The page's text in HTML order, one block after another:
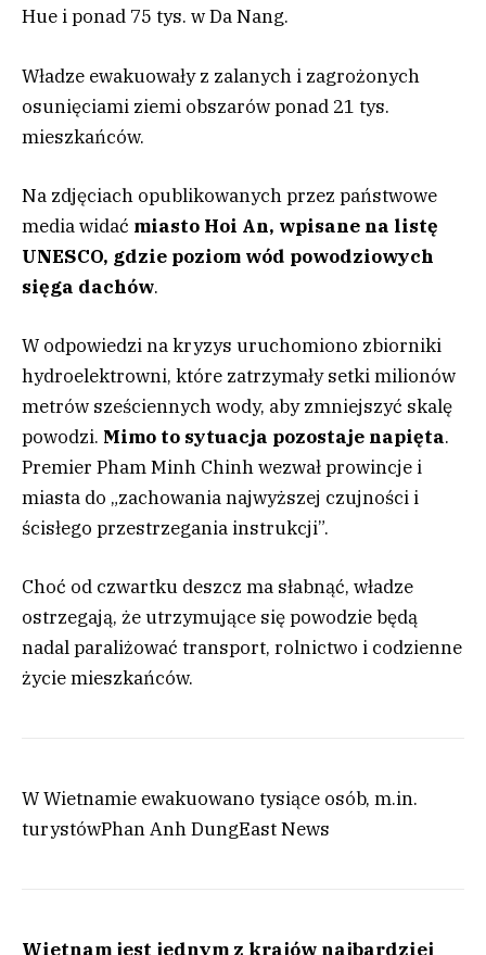
Hue i ponad 75 tys. w Da Nang.
Władze ewakuowały z zalanych i zagrożonych
osunięciami ziemi obszarów ponad 21 tys.
mieszkańców.
Na zdjęciach opublikowanych przez państwowe
media widać miasto Hoi An, wpisane na listę
UNESCO, gdzie poziom wód powodziowych
sięga dachów.
W odpowiedzi na kryzys uruchomiono zbiorniki
hydroelektrowni, które zatrzymały setki milionów
metrów sześciennych wody, aby zmniejszyć skalę
powodzi. Mimo to sytuacja pozostaje napięta.
Premier Pham Minh Chinh wezwał prowincje i
miasta do „zachowania najwyższej czujności i
ścisłego przestrzegania instrukcji”.
Choć od czwartku deszcz ma słabnąć, władze
ostrzegają, że utrzymujące się powodzie będą
nadal paraliżować transport, rolnictwo i codzienne
życie mieszkańców.
W Wietnamie ewakuowano tysiące osób, m.in.
turystówPhan Anh DungEast News
Wietnam jest jednym z krajów najbardziej